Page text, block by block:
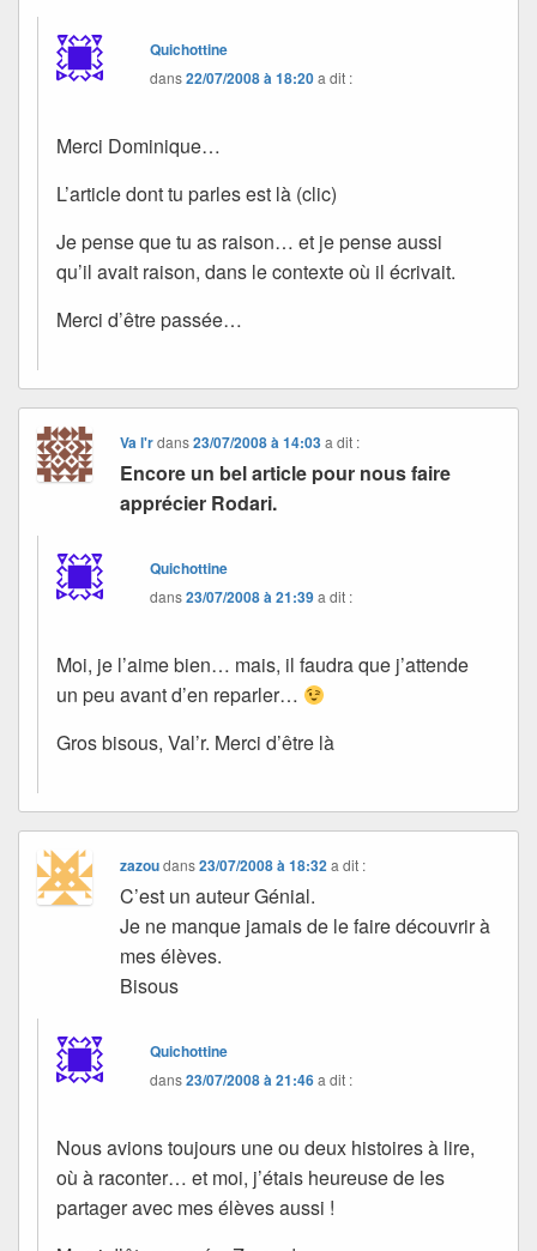
Quichottine
dans22/07/2008 à 18:20a dit :
Merci Dominique…
L’article dont tu parles est là (clic)
Je pense que tu as raison… et je pense aussi
qu’il avait raison, dans le contexte où il écrivait.
Merci d’être passée…
Va l'rdans23/07/2008 à 14:03 a dit :
Encore un bel article pour nous faire
apprécier Rodari.
Quichottine
dans23/07/2008 à 21:39a dit :
Moi, je l’aime bien… mais, il faudra que j’attende
un peu avant d’en reparler…
Gros bisous, Val’r. Merci d’être là
zazoudans23/07/2008 à 18:32 a dit :
C’est un auteur Génial.
Je ne manque jamais de le faire découvrir à
mes élèves.
Bisous
Quichottine
dans23/07/2008 à 21:46a dit :
Nous avions toujours une ou deux histoires à lire,
où à raconter… et moi, j’étais heureuse de les
partager avec mes élèves aussi !